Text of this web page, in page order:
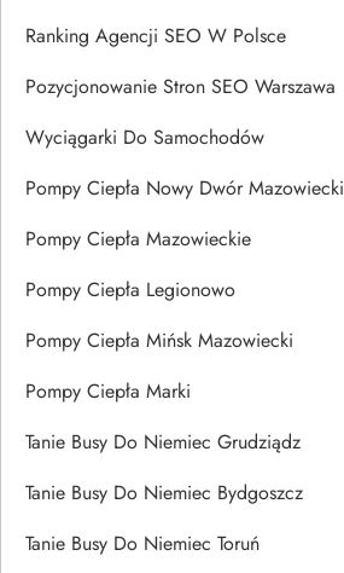
Ranking Agencji SEO W Polsce
Pozycjonowanie Stron SEO Warszawa
Wyciągarki Do Samochodów
Pompy Ciepła Nowy Dwór Mazowiecki
Pompy Ciepła Mazowieckie
Pompy Ciepła Legionowo
Pompy Ciepła Mińsk Mazowiecki
Pompy Ciepła Marki
Tanie Busy Do Niemiec Grudziądz
Tanie Busy Do Niemiec Bydgoszcz
Tanie Busy Do Niemiec Toruń